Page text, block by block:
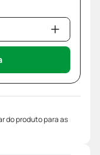
do produto para as